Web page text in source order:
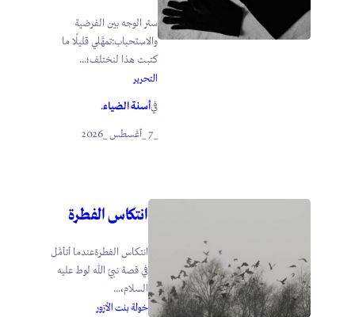
ستر الوجه بين الفرضية
والاستحباب:تمهَّلي قليلًا ما
كتبت هذا لنختلف؛...
التحرير
فيأسنة الضياء.
انتكاس الفطرة
انتكاس الفطرةعندما أتأمَّل
في قصة نبيّ الله لوط عليه
السلام،...
خولة بنت الأزور